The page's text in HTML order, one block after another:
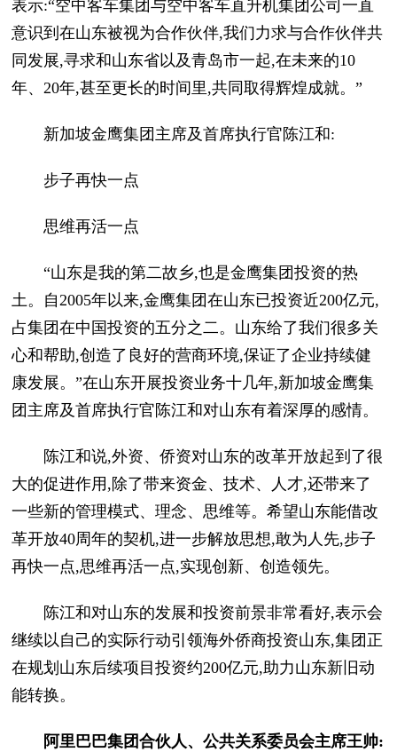
表示:“空中客车集团与空中客车直升机集团公司一直
意识到在山东被视为合作伙伴,我们力求与合作伙伴共
同发展,寻求和山东省以及青岛市一起,在未来的10
年、20年,甚至更长的时间里,共同取得辉煌成就。”
新加坡金鹰集团主席及首席执行官陈江和:
步子再快一点
思维再活一点
“山东是我的第二故乡,也是金鹰集团投资的热
土。自2005年以来,金鹰集团在山东已投资近200亿元,
占集团在中国投资的五分之二。山东给了我们很多关
心和帮助,创造了良好的营商环境,保证了企业持续健
康发展。”在山东开展投资业务十几年,新加坡金鹰集
团主席及首席执行官陈江和对山东有着深厚的感情。
陈江和说,外资、侨资对山东的改革开放起到了很
大的促进作用,除了带来资金、技术、人才,还带来了
一些新的管理模式、理念、思维等。希望山东能借改
革开放40周年的契机,进一步解放思想,敢为人先,步子
再快一点,思维再活一点,实现创新、创造领先。
陈江和对山东的发展和投资前景非常看好,表示会
继续以自己的实际行动引领海外侨商投资山东,集团正
在规划山东后续项目投资约200亿元,助力山东新旧动
能转换。
阿里巴巴集团合伙人、公共关系委员会主席王帅: